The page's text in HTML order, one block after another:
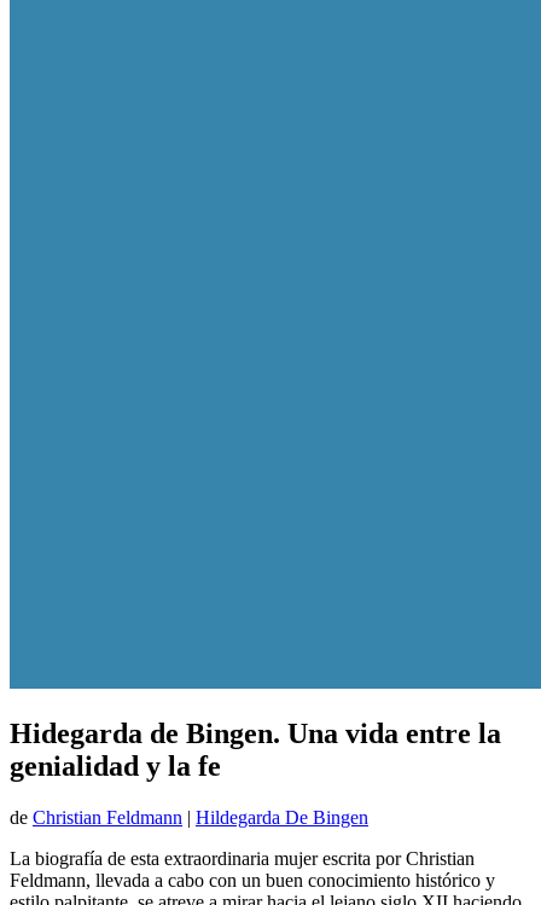
Hidegarda de Bingen. Una vida entre la
genialidad y la fe
de Christian Feldmann | Hildegarda De Bingen
La biografía de esta extraordinaria mujer escrita por Christian
Feldmann, llevada a cabo con un buen conocimiento histórico y